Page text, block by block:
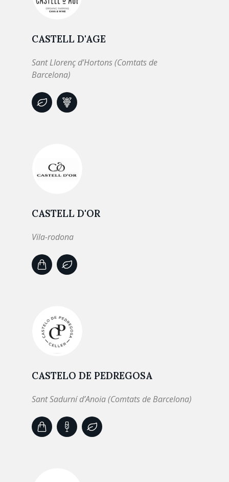
CASTELL D'AGE
Sant Llorenç d’Hortons (Comtats de
Barcelona)
CASTELL D'OR
Vila-rodona
CASTELO DE PEDREGOSA
Sant Sadurní d’Anoia (Comtats de Barcelona)